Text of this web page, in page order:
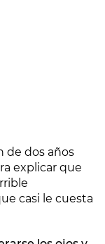
de dos años
explicar que
casi le cuesta